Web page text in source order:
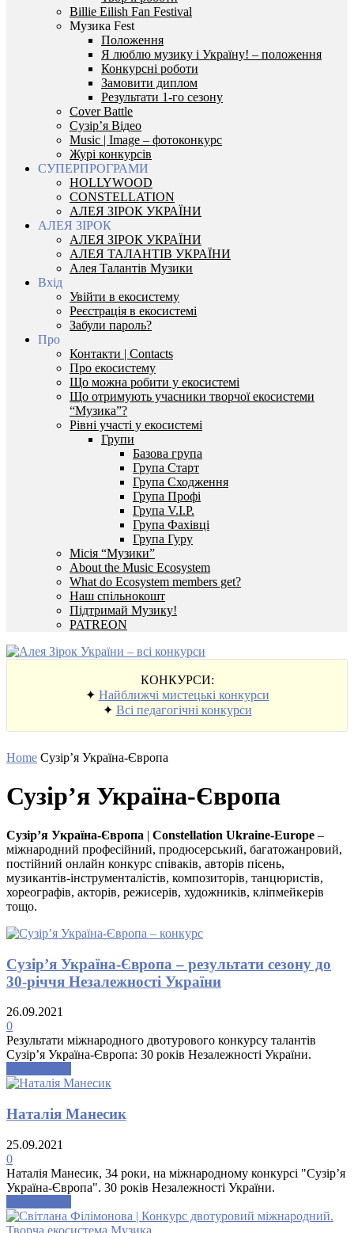
Billie Eilish Fan Festival
Музика Fest
Положення
Я люблю музику і Україну! – положення
Конкурсні роботи
Замовити диплом
Результати 1-го сезону
Cover Battle
Сузір’я Відео
Music | Image – фотоконкурс
Журі конкурсів
СУПЕРПРОГРАМИ
HOLLYWOOD
CONSTELLATION
АЛЕЯ ЗІРОК УКРАЇНИ
АЛЕЯ ЗІРОК
АЛЕЯ ЗІРОК УКРАЇНИ
АЛЕЯ ТАЛАНТІВ УКРАЇНИ
Алея Талантів Музики
Вхід
Увійти в екосистему
Реєстрація в екосистемі
Забули пароль?
Про
Контакти | Contacts
Про екосистему
Що можна робити у екосистемі
Що отримують учасники творчої екосистеми
“Музика”?
Рівні участі у екосистемі
Групи
Базова група
Група Старт
Група Сходження
Група Профі
Група V.I.P.
Група Фахівці
Група Гуру
Місія “Музики”
About the Music Ecosystem
What do Ecosystem members get?
Наш спільнокошт
Підтримай Музику!
PATREON
КОНКУРСИ:
✦ Найближчі мистецькі конкурси
✦ Всі педагогічні конкурси
Home Сузір’я Україна-Європа
Сузір’я Україна-Європа
Сузір’я Україна-Європа | Constellation Ukraine-Europe –
міжнародний професійний, продюсерський, багатожанровий,
постійний онлайн конкурс співаків, авторів пісень,
музикантів-інструменталістів, композиторів, танцюристів,
хореографів, акторів, режисерів, художників, кліпмейкерів
тощо.
Сузір’я Україна-Європа – результати сезону до
30-річчя Незалежності України
26.09.2021
0
Результати міжнародного двотурового конкурсу талантів
Сузір’я Україна-Європа: 30 років Незалежності України.
Наталія Манесик
25.09.2021
0
Наталія Манесик, 34 роки, на міжнародному конкурсі "Сузір’я
Україна-Європа". 30 років Незалежності України.